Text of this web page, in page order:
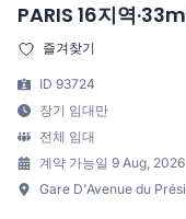
PARIS 16지역
즐겨찾기
ID 93724
장기 임대만
전체 임대
계약 가능일 9 Aug, 2026
Gare D'Avenue du